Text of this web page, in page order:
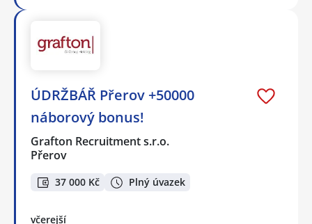
ÚDRŽBÁŘ Přerov +50000
náborový bonus!
Grafton Recruitment s.r.o.
Přerov
37 000 Kč Plný úvazek
včerejší